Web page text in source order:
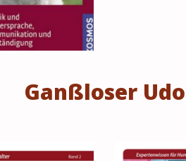
Ganßloser Udo